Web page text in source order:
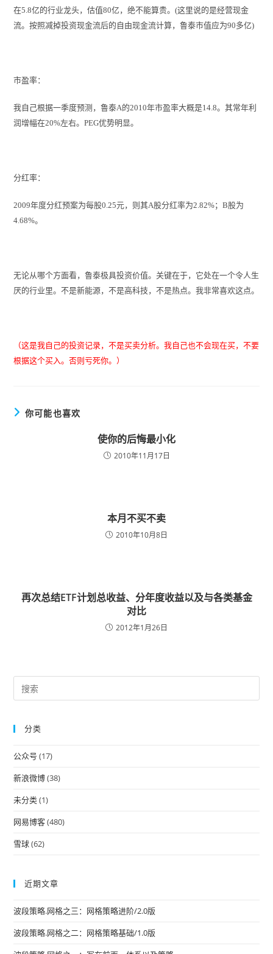
在5.8亿的行业龙头，估值80亿，绝不能算贵。(这里说的是经营现金
流。按照减掉投资现金流后的自由现金流计算，鲁泰市值应为90多亿)
市盈率：
我自己根据一季度预测，鲁泰A的2010年市盈率大概是14.8。其常年利
润增幅在20%左右。PEG优势明显。
分红率：
2009年度分红预案为每股0.25元，则其A股分红率为2.82%；B股为
4.68%。
无论从哪个方面看，鲁泰极具投资价值。关键在于，它处在一个令人生
厌的行业里。不是新能源，不是高科技，不是热点。我非常喜欢这点。
（这是我自己的投资记录，不是买卖分析。我自己也不会现在买，不要
根据这个买入。否则亏死你。）
你可能也喜欢
使你的后悔最小化
2010年11月17日
本月不买不卖
2010年10月8日
再次总结ETF计划总收益、分年度收益以及与各类基金
对比
2012年1月26日
分类
公众号 (17)
新浪微博(38)
未分类(1)
网易博客(480)
雪球(62)
近期文章
波段策略.网格之三：网格策略进阶/2.0版
波段策略.网格之二：网格策略基础/1.0版